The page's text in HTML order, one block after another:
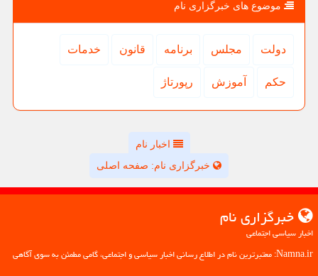
موضوع های خبرگزاری نام
دولت مجلس برنامه قانون خدمات
حكم آموزش رپورتاژ
اخبار نام
خبرگزاری نام: صفحه اصلی
خبرگزاری نام
اخبار سیاسی اجتماعی
Namna.ir: معتبرترین نام در اطلاع رسانی اخبار سیاسی و اجتماعی، گامی مطمئن به سوی آگاهی